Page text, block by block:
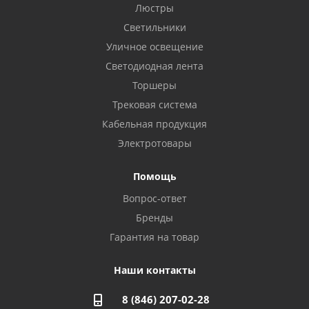
Бузулук, ул. Октябрьская, 24
Балаково, ул. Комарова, 55
Октябрьский, ул. Свердлова, 28
Азнакаево, ул. Булгар, 2. ТЦ "Акчарлак"
Стерлитамак, ул. Вокзальная, 13
Магнитогорск, ул. Труда, 14
Люстры
Светильники
Уличное освещение
Светодиодная лента
Торшеры
Трековая система
Кабельная продукция
Электротовары
Помощь
Вопрос-ответ
Бренды
Гарантия на товар
Наши контакты
8 (846) 207-02-28